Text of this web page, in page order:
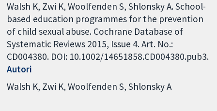
Walsh K, Zwi K, Woolfenden S, Shlonsky A. School-
based education programmes for the prevention
of child sexual abuse. Cochrane Database of
Systematic Reviews 2015, Issue 4. Art. No.:
CD004380. DOI: 10.1002/14651858.CD004380.pub3.
Autori
Walsh K Zwi K Woolfenden S Shlonsky A